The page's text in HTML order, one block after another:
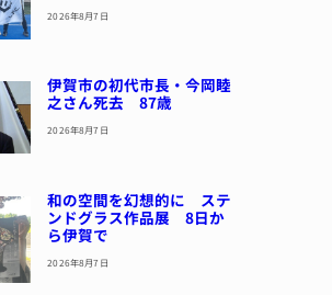
2026年8月7日
伊賀市の初代市長・今岡睦
之さん死去 87歳
2026年8月7日
和の空間を幻想的に ステ
ンドグラス作品展 8日か
ら伊賀で
2026年8月7日